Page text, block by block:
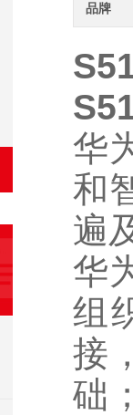
品牌
华
和
遍
华
组
接
础